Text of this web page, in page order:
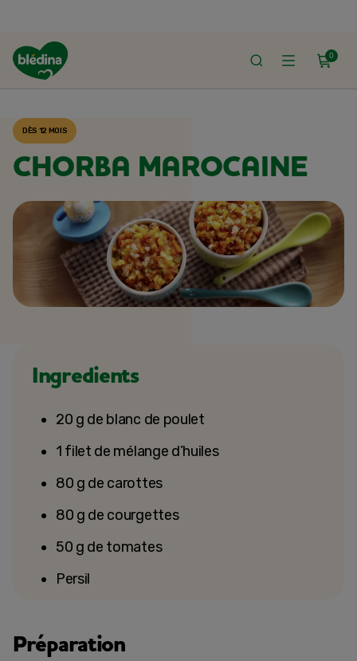
0
ACCUEIL
DÈS 12 MOIS
CHORBA MAROCAINE
Ingredients
20 g de blanc de poulet
1 filet de mélange d’huiles
80 g de carottes
80 g de courgettes
50 g de tomates
Persil
Préparation